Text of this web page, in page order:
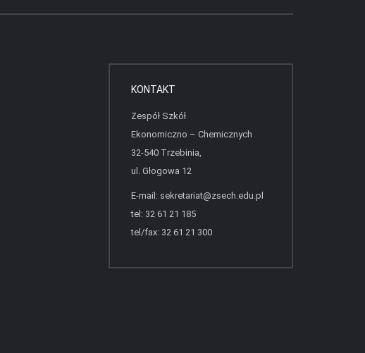
KONTAKT
Zespół Szkół
Ekonomiczno – Chemicznych
32-540 Trzebinia,
ul. Głogowa 12
E-mail: sekretariat@zsech.edu.pl
tel: 32 61 21 185
tel/fax: 32 61 21 300